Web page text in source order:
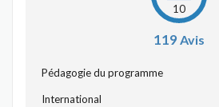
10
119Avis
Pédagogie du programme
International